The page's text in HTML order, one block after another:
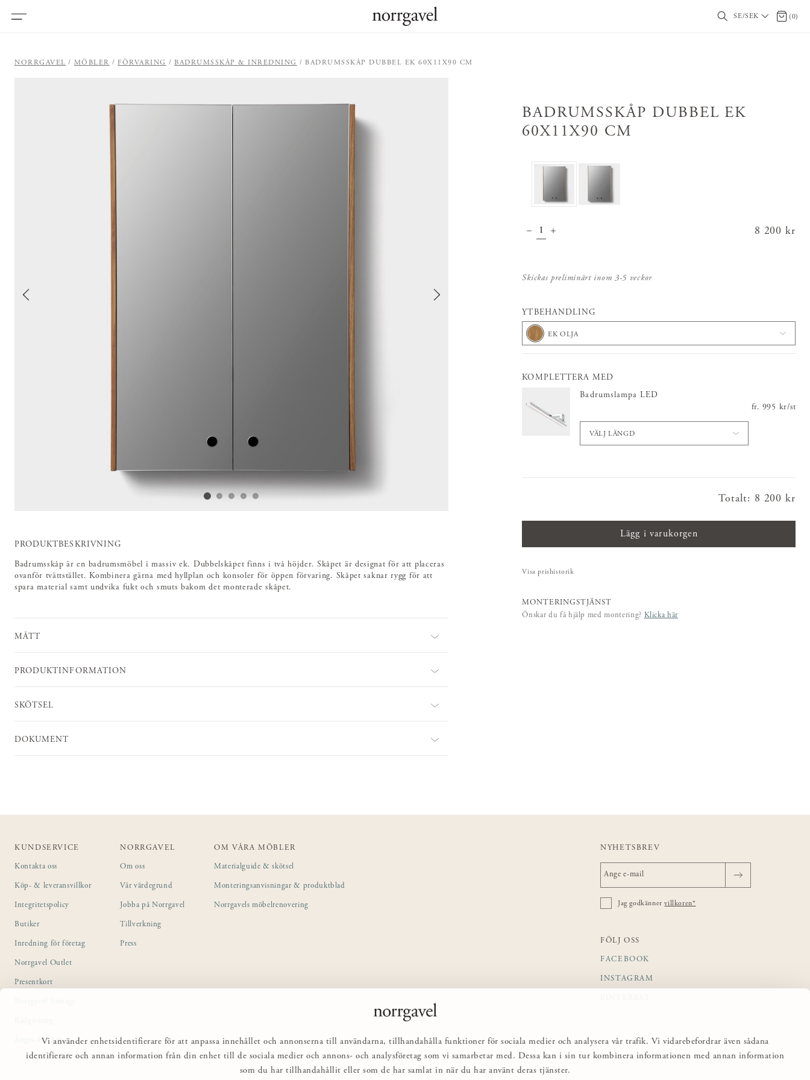
Vi använder enhetsidentifierare för att anpassa innehållet och annonserna till användarna, tillhandahålla funktioner för sociala medier och analysera vår trafik. Vi vidarebefordrar även sådana
identifierare och annan information från din enhet till de sociala medier och annons- och analysföretag som vi samarbetar med. Dessa kan i sin tur kombinera informationen med annan information
som du har tillhandahållit eller som de har samlat in när du har använt deras tjänster.
SE/SEK 0 (0)
NORRGAVEL MÖBLER FÖRVARING BADRUMSSKÅP & INREDNING BADRUMSSKÅP DUBBEL EK 60X11X90 CM
BADRUMSSKÅP DUBBEL EK
60X11X90 CM
Pris:
8 200 kr
Skickas preliminärt inom 3-5 veckor
YTBEHANDLING
EK OLJA
KOMPLETTERA MED
Badrumslampa LED
fr. Pris :995 kr
995 kr/st
VÄLJ LÄNGD
Totalt: Pris:
8 200 kr
Lägg i varukorgen
Visa prishistorik
MONTERINGSTJÄNST
Önskar du få hjälp med montering? Klicka här
PRODUKTBESKRIVNING
Badrumsskåp är en badrumsmöbel i massiv ek. Dubbelskåpet finns i två höjder. Skåpet är designat för att placeras
ovanför tvättstället. Kombinera gärna med hyllplan och konsoler för öppen förvaring. Skåpet saknar rygg för att
spara material samt undvika fukt och smuts bakom det monterade skåpet.
MÅTT
PRODUKTINFORMATION
SKÖTSEL
DOKUMENT
KUNDSERVICE
Kontakta oss
Köp- & leveransvillkor
Integritetspolicy
Butiker
Inredning för företag
Norrgavel Outlet
Presentkort
Ångra ditt köp
NORRGAVEL
Om oss
Vår värdegrund
Jobba på Norrgavel
Tillverkning
Press
OM VÅRA MÖBLER
Materialguide & skötsel
Monteringsanvisningar & produktblad
Norrgavels möbelrenovering
NYHETSBREV
Jag godkännervillkoren*
FÖLJ OSS
FACEBOOK
INSTAGRAM